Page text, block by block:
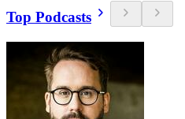
Top Podcasts